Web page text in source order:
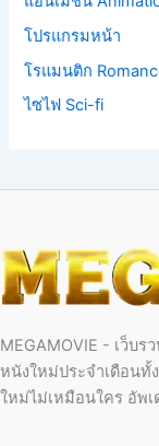
โปรแกรมหน้า
โรแมนติก
ไซไฟ Sci-fi
MEGAMOVIE - เว็บ
หนังใหม่ประจำเดือนทั้
ใหม่ไม่เหมือนใคร อัพ